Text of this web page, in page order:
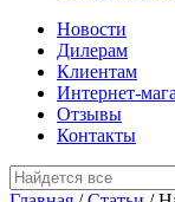
Новости
Дилерам
Клиентам
Интернет-
Отзывы
Контакты